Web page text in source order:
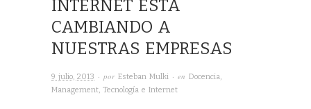
INTERNET ESTÁ
CAMBIANDO A
NUESTRAS EMPRESAS
9 julio, 2013 · por Esteban Mulki · en Docencia,
Management, Tecnología e Internet